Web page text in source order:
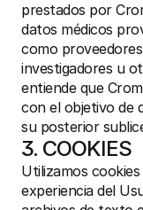
prestados por
datos médicos
como
investigadores u
entiende que
con el objetivo de
su posterior
3. COOKIES
Utilizamos
experiencia del